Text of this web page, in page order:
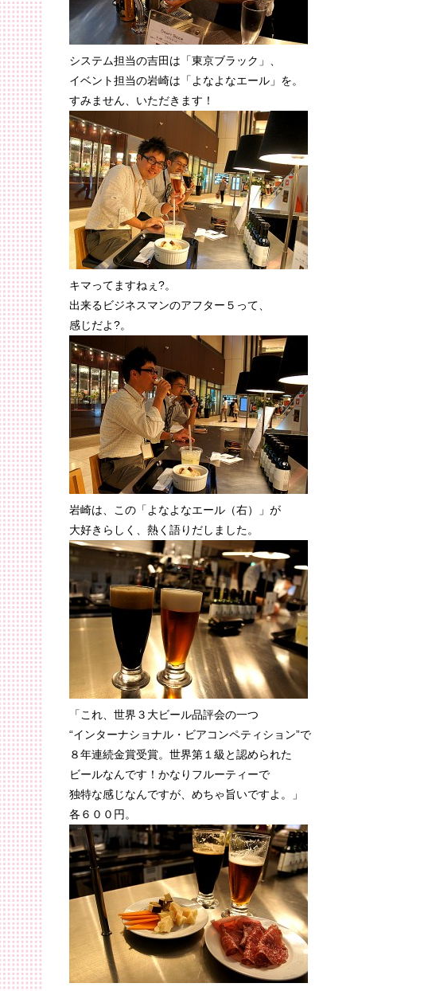
システム担当の吉田は「東京ブラック」、
イベント担当の岩崎は「よなよなエール」を。
すみません、いただきます！
キマってますねぇ?。
出来るビジネスマンのアフター５って、
感じだよ?。
岩崎は、この「よなよなエール（右）」が
大好きらしく、熱く語りだしました。
「これ、世界３大ビール品評会の一つ
“インターナショナル・ビアコンペティション”で
８年連続金賞受賞。世界第１級と認められた
ビールなんです！かなりフルーティーで
独特な感じなんですが、めちゃ旨いですよ。」
各６００円。